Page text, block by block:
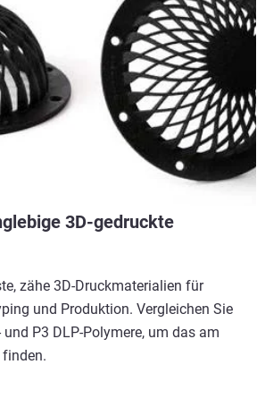
3D-gedruckte
zähe 3D-Druckmaterialien für
und Produktion. Vergleichen Sie
und P3 DLP-Polymere, um das am
finden.